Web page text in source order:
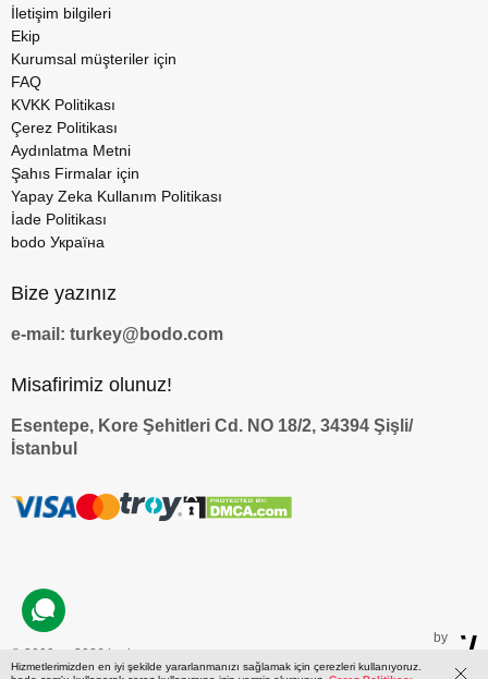
İletişim bilgileri
Ekip
Kurumsal müşteriler için
FAQ
KVKK Politikası
Çerez Politikası
Aydınlatma Metni
Şahıs Firmalar için
Yapay Zeka Kullanım Politikası
İade Politikası
bodo Україна
Bize yazınız
e-mail: turkey@bodo.com
Misafirimiz olunuz!
Esentepe, Kore Şehitleri Cd. NO 18/2, 34394 Şişli/
İstanbul
© 2009 — 2026 bodo.com
by
Hizmetlerimizden en iyi şekilde yararlanmanızı sağlamak için çerezleri kullanıyoruz.